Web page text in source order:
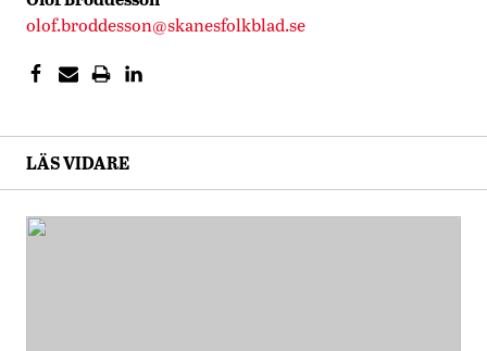
olof.broddesson@skanesfolkblad.se
LÄS VIDARE